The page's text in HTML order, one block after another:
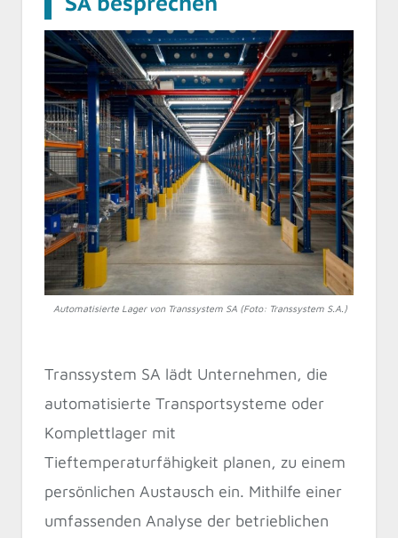
Automatisierte Lager von Transsystem SA (Foto: Transsystem S.A.)
Transsystem SA lädt Unternehmen, die
automatisierte Transportsysteme oder
Komplettlager mit
Tieftemperaturfähigkeit planen, zu einem
persönlichen Austausch ein. Mithilfe einer
umfassenden Analyse der betrieblichen